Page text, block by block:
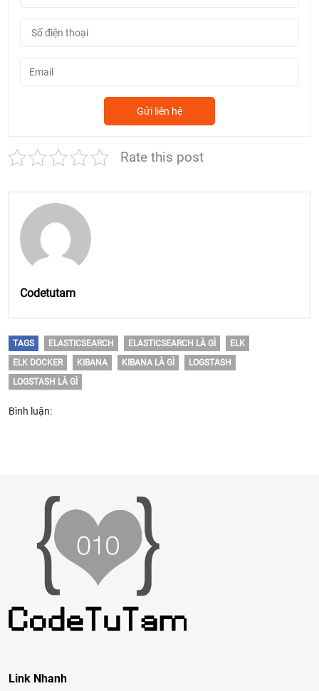
Rate this post
Codetutam
TAGS ELASTICSEARCH ELASTICSEARCH LÀ GÌ
ELK
ELK DOCKER
KIBANA KIBANA LÀ GÌ
LOGSTASH
LOGSTASH LÀ GÌ
Bình luận:
Link Nhanh